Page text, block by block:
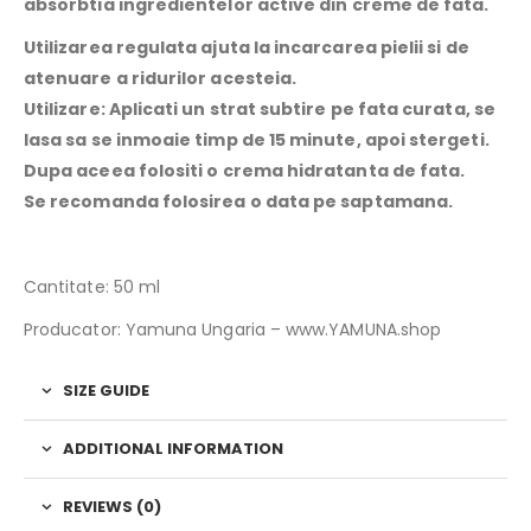
Utilizarea regulata ajuta la incarcarea pielii si de
atenuare a ridurilor acesteia.
Utilizare: Aplicati un strat subtire pe fata curata, se
lasa sa se inmoaie timp de 15 minute, apoi stergeti.
Dupa aceea folositi o crema hidratanta de fata.
Se recomanda folosirea o data pe saptamana.
Cantitate: 50 ml
Producator: Yamuna Ungaria – www.YAMUNA.shop
SIZE GUIDE
ADDITIONAL INFORMATION
REVIEWS (0)